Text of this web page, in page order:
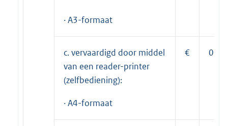
· A3-formaat
c. vervaardigd door middel
van een reader-printer
(zelfbediening):
· A4-formaat
€ 0,40